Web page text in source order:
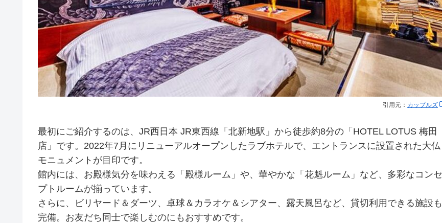
引用元： カップルズ
最初にご紹介するのは、JR西日本 JR東西線「北新地駅」から徒歩約8分の「HOTEL LOTUS 梅田
店」です。2022年7月にリニューアルオープンしたラブホテルで、エントランスに設置された大仏
モニュメントが目印です。
館内には、お殿様気分を味わえる「殿様ルーム」や、華やかな「花魁ルーム」など、多彩なコンセ
プトルームが揃っています。
さらに、ビリヤード＆ダーツ、卓球＆カラオケ＆シアター、露天風呂など、貸切利用できる施設も
完備。お友だち同士で楽しむのにもおすすめです。